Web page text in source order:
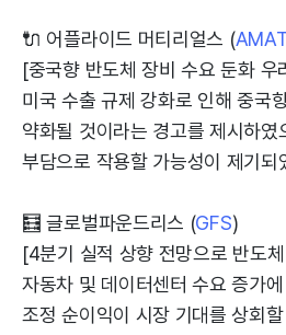
🔌 어플라이드 머티리얼스 (
[중국향 반도체 장비 수요 둔화 우
미국 수출 규제 강화로 인해 중국
약화될 것이라는 경고를 제시하
부담으로 작용할 가능성이 제기되
🧮 글로벌파운드리스 (GFS)
[4분기 실적 상향 전망으로 반도
자동차 및 데이터센터 수요 증가
조정 순이익이 시장 기대를 상회